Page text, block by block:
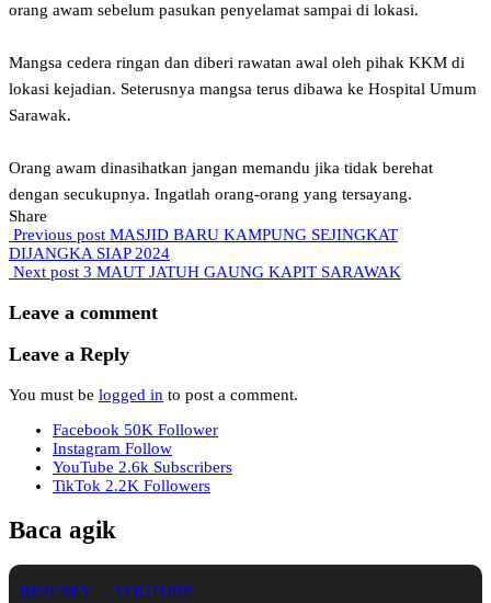
orang awam sebelum pasukan penyelamat sampai di lokasi.
Mangsa cedera ringan dan diberi rawatan awal oleh pihak KKM di
lokasi kejadian. Seterusnya mangsa terus dibawa ke Hospital Umum
Sarawak.
Orang awam dinasihatkan jangan memandu jika tidak berehat
dengan secukupnya. Ingatlah orang-orang yang tersayang.
Share
Previous post MASJID BARU KAMPUNG SEJINGKAT
DIJANGKA SIAP 2024
Next post 3 MAUT JATUH GAUNG KAPIT SARAWAK
Leave a comment
Leave a Reply
You must be logged in to post a comment.
Facebook 50K Follower
Instagram Follow
YouTube 2.6k Subscribers
TikTok 2.2K Followers
Baca agik
BESUSEY YOUTUBE